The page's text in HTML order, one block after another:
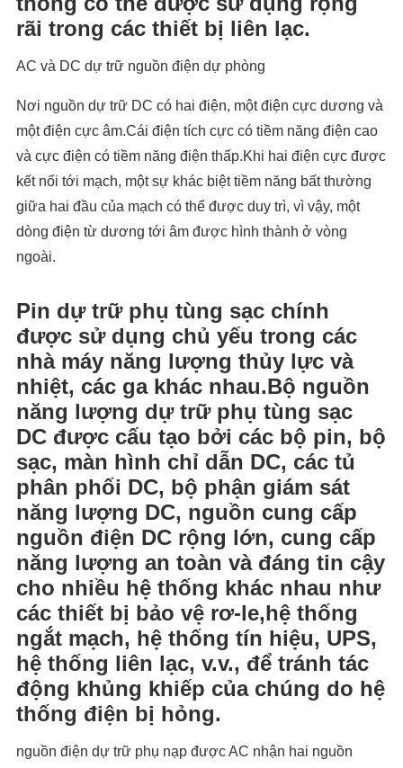
rãi trong các thiết bị liên lạc.
AC và DC dự trữ nguồn điện dự phòng
Nơi nguồn dự trữ DC có hai điện, một điện cực dương và
một điện cực âm.Cái điện tích cực có tiềm năng điện cao
và cực điện có tiềm năng điện thấp.Khi hai điện cực được
kết nối tới mạch, một sự khác biệt tiềm năng bất thường
giữa hai đầu của mạch có thể được duy trì, vì vậy, một
dòng điện từ dương tới âm được hình thành ở vòng
ngoài.
Pin dự trữ phụ tùng sạc chính
được sử dụng chủ yếu trong các
nhà máy năng lượng thủy lực và
nhiệt, các ga khác nhau.Bộ nguồn
năng lượng dự trữ phụ tùng sạc
DC được cấu tạo bởi các bộ pin, bộ
sạc, màn hình chỉ dẫn DC, các tủ
phân phối DC, bộ phận giám sát
năng lượng DC, nguồn cung cấp
nguồn điện DC rộng lớn, cung cấp
năng lượng an toàn và đáng tin cậy
cho nhiều hệ thống khác nhau như
các thiết bị bảo vệ rơ-le,hệ thống
ngắt mạch, hệ thống tín hiệu, UPS,
hệ thống liên lạc, v.v., để tránh tác
động khủng khiếp của chúng do hệ
thống điện bị hỏng.
nguồn điện dự trữ phụ nạp được AC nhận hai nguồn